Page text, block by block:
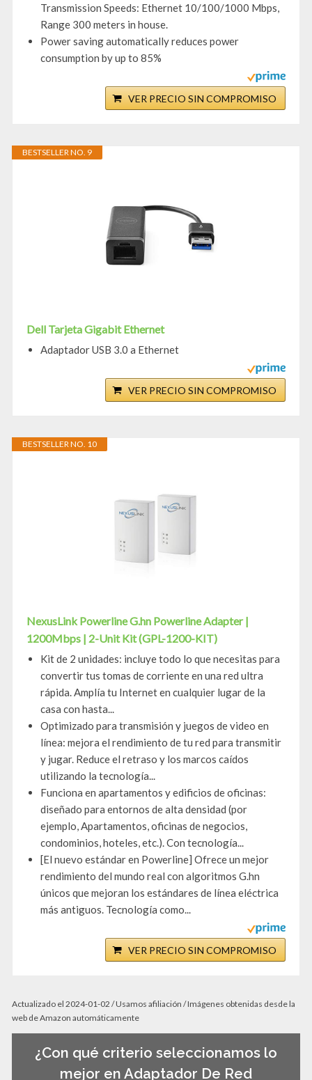
Transmission Speeds: Ethernet 10/100/1000 Mbps,
Range 300 meters in house.
Power saving automatically reduces power
consumption by up to 85%
VER PRECIO SIN COMPROMISO
BESTSELLER NO. 9
Dell Tarjeta Gigabit Ethernet
Adaptador USB 3.0 a Ethernet
VER PRECIO SIN COMPROMISO
BESTSELLER NO. 10
NexusLink Powerline G.hn Powerline Adapter |
1200Mbps | 2-Unit Kit (GPL-1200-KIT)
Kit de 2 unidades: incluye todo lo que necesitas para
convertir tus tomas de corriente en una red ultra
rápida. Amplía tu Internet en cualquier lugar de la
casa con hasta...
Optimizado para transmisión y juegos de video en
línea: mejora el rendimiento de tu red para transmitir
y jugar. Reduce el retraso y los marcos caídos
utilizando la tecnología...
Funciona en apartamentos y edificios de oficinas:
diseñado para entornos de alta densidad (por
ejemplo, Apartamentos, oficinas de negocios,
condominios, hoteles, etc.). Con tecnología...
[El nuevo estándar en Powerline] Ofrece un mejor
rendimiento del mundo real con algoritmos G.hn
únicos que mejoran los estándares de línea eléctrica
más antiguos. Tecnología como...
VER PRECIO SIN COMPROMISO
Actualizado el 2024-01-02 / Usamos afiliación / Imágenes obtenidas desde la
web de Amazon automáticamente
¿Con qué criterio seleccionamos lo
mejor en Adaptador De Red